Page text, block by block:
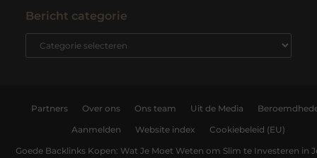
Bericht categorie
Partners Over ons Ons team Uit de Media
Aanmelden Website index Cookiebeleid (EU)
Goede Backlinks Kopen: Wat Je Moet Weten om Slim te Investeren in